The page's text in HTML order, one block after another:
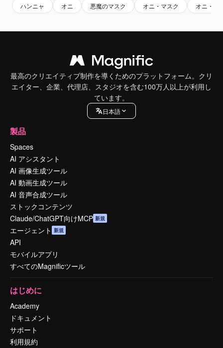
ハンニャ オニ 悪魔のマスク オニ・マスク オニ・デ
最高のクリエイティブ制作を導くためのプラットフォーム。クリ
エイター、企業、代理店、スタジオを含む100万人以上が利用し
ています。
日本語
製品
Spaces
AI アシスタント
AI 画像生成ツール
AI 動画生成ツール
AI 音声合成ツール
ストックコンテンツ
Claude/ChatGPT向けMCP 新規
エージェント 新規
API
モバイルアプリ
すべてのMagnificツール
はじめに
Academy
ドキュメント
サポート
利用規約